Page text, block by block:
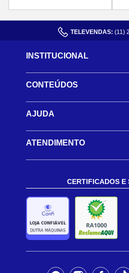
TELEVENDAS: (11)
INSTITUCIONAL
CONTEÚDOS
AJUDA
ATENDIMENTO
CERTIFICADOS E